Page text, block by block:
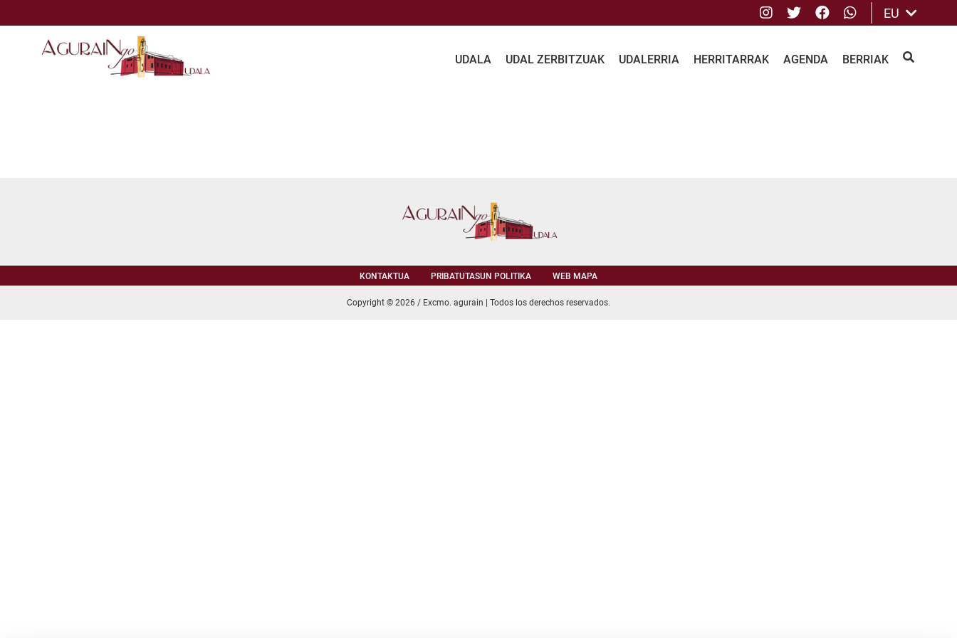
Instagram
TwitterFacebook
whatsApp
EU
UDALA UDAL ZERBITZUAK UDALERRIA HERRITARRAK AGENDA BERRIAK BILATU
KONTAKTUA PRIBATUTASUN POLITIKA WEB MAPA
Copyright © 2026 / Excmo. agurain | Todos los derechos reservados.